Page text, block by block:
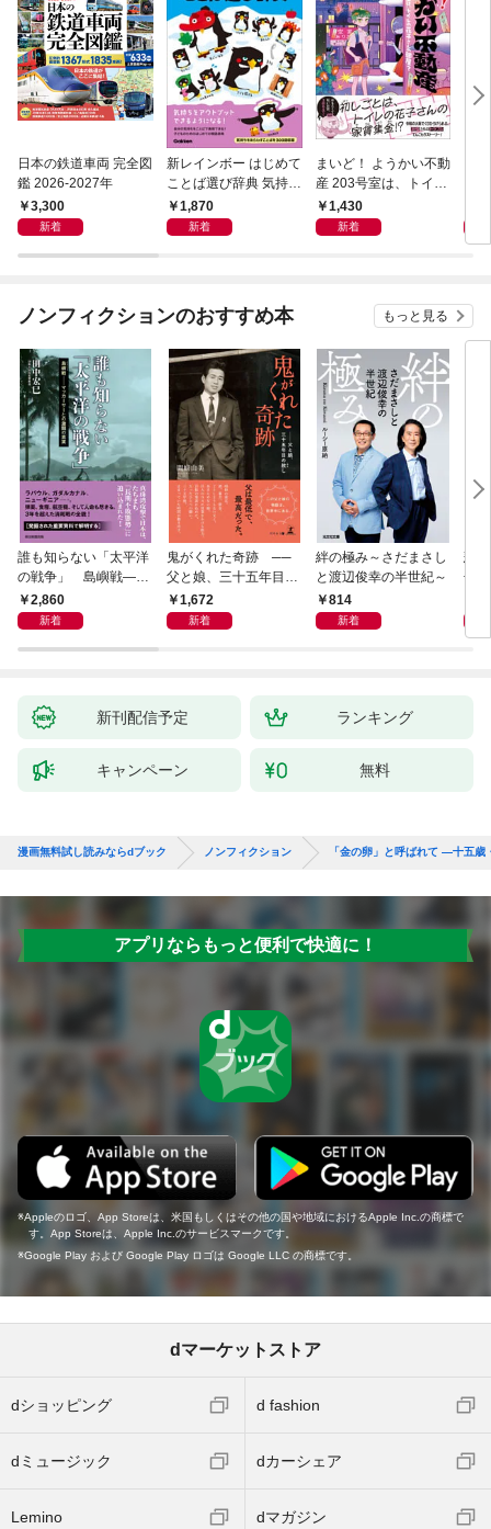
日本の鉄道車両 完全図
鑑 2026-2027年
3,300
新着
新レインボー はじめて
ことば選び辞典 気持ち
のことば
1,870
新着
まいど！ ようかい不動
産 203号室は、トイレ
の花子さんの部屋？
1,430
新着
ノンフィクションのおすすめ本 もっと見る
誰も知らない「太平洋
の戦争」 島嶼戦――
マッカーサーとの激闘
の真実
2,860
新着
鬼がくれた奇跡 ──
父と娘、三十五年目の
赦し1,672
新着
絆の極み～さだまさし
と渡辺俊幸の半世紀～
814
新着
悲
子
新刊配信予定 ランキング
キャンペーン 無料
漫画無料試し読みならdブック ノンフィクション 「金の卵」と呼ばれて ―十五
アプリならもっと便利で快適に！
Appleのロゴ、App Storeは、米国もしくはその他の国や地域におけるApple Inc.の商標で
す。App Storeは、Apple Inc.のサービスマークです。
Google Play および Google Play ロゴは Google LLC の商標です。
dマーケットストア
dショッピング d fashion
dミュージック dカーシェア
Lemino dマガジン